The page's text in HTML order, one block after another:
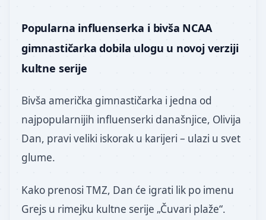
Popularna influenserka i bivša NCAA
gimnastičarka dobila ulogu u novoj verziji
kultne serije
Bivša američka gimnastičarka i jedna od
najpopularnijih influenserki današnjice, Olivija
Dan, pravi veliki iskorak u karijeri – ulazi u svet
glume.
Kako prenosi TMZ, Dan će igrati lik po imenu
Grejs u rimejku kultne serije „Čuvari plaže“.